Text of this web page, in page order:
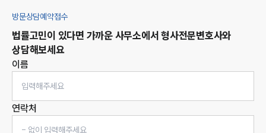
방문상담예약접수
법률고민이 있다면 가까운 사무소에서형사전문변호사와
상담해보세요
이름
연락처